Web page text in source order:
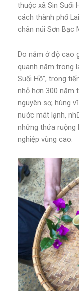
thuộc xã Sin Suối
cách thành phố
chân núi Sơn Bạc
Do nằm ở độ cao
quanh năm trong
Suối Hồ”, trong
nhỏ hơn 300 năm
nguyên sơ, hùng
nước mát lạnh,
những thửa ruộng
nghiệp vùng cao.